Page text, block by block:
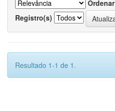
Ordenar
Registro(s)
Resultado 1-1 de 1.